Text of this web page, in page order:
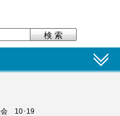
会 10･19